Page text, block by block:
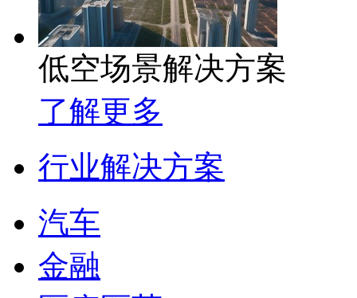
低空场景解决方案
了解更多
行业解决方案
汽车
金融